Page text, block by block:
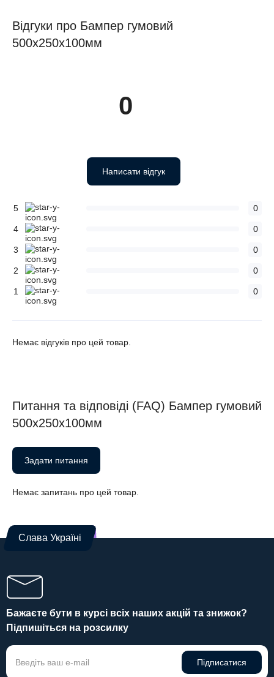
Відгуки про Бампер гумовий
500х250х100мм
0
Написати відгук
5 0
4 0
3 0
2 0
1 0
Немає відгуків про цей товар.
Питання та відповіді (FAQ) Бампер гумовий
500х250х100мм
Задати питання
Немає запитань про цей товар.
Слава Україні
Бажаєте бути в курсі всіх наших акцій та знижок?
Підпишіться на розсилку
Підписатися